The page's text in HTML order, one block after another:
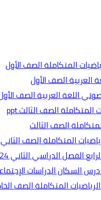
الصف الأول
اللغة العربية الصف
المتكاملة الصف الثاني
الدراسي الثاني 2024-2025
السكان الدراسات
المتكاملة الصف